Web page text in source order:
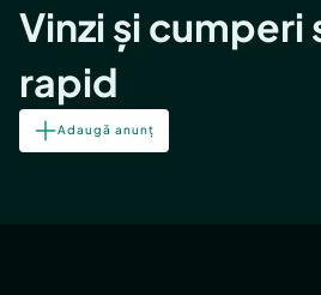
Vinzi și cumperi
rapid
Adaugă anunț